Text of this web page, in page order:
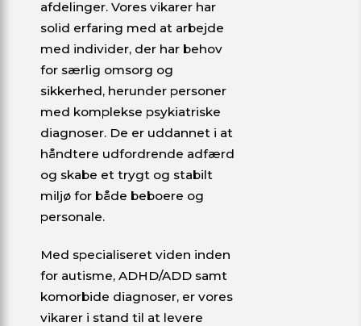
afdelinger. Vores vikarer har
solid erfaring med at arbejde
med individer, der har behov
for særlig omsorg og
sikkerhed, herunder personer
med komplekse psykiatriske
diagnoser. De er uddannet i at
håndtere udfordrende adfærd
og skabe et trygt og stabilt
miljø for både beboere og
personale.
Med specialiseret viden inden
for autisme, ADHD/ADD samt
komorbide diagnoser, er vores
vikarer i stand til at levere